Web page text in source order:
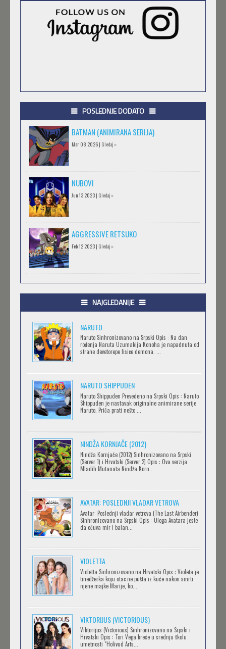
POSLEDNJE DODATO
BATMAN (ANIMIRANA SERIJA)
Mar 08 2026 | Gledaj »
NUBOVI
Jun 13 2023 | Gledaj »
AGGRESSIVE RETSUKO
Feb 12 2023 | Gledaj »
.HACK//GIFT
.HACK//LIMINALITY
Feb 12 2023 |Gledaj »
SOVA I EKIPA
Feb 12 2023 |Gledaj »
BLOODIVORES
Feb 12 2023 |Gledaj »
AVANTURE KIDA OPASNOST
Feb 12 2023 |Gledaj »
IPAK SE OKREĆE (GALILEO: EPPUR SI MUOVE)
OBLUTAK
SERVAMP
NAJGLEDANIJE
NARUTO
Naruto Sinhronizovano na Srpski Opis : Na dan
rođenja Naruta Uzumakija Konoha je napadnuta od
strane devetorepe lisice demona. ...
NARUTO SHIPPUDEN
Naruto Shippuden Prevedeno na Srpski Opis : Naruto
Shippuden je nastavak originalne animirane serije
Naruto. Priča prati nešto ...
NINDŽA KORNJAČE (2012)
Nindža Kornjače (2012) Sinhronizovano na Srpski
(Server 1) i Hrvatski (Server 2) Opis : Ova verzija
Mladih Mutanata Nindža Korn...
AVATAR: POSLEDNJI VLADAR VETROVA
Avatar: Poslednji vladar vetrova (The Last Airbender)
Sinhronizovano na Srpski Opis : Uloga Avatara jeste
da očuva mir i balan...
VIOLETTA
Violetta Sinhronizovano na Hrvatski Opis : Violeta je
tinedžerka koju otac ne pušta iz kuće nakon smrti
njene majke Marije, ko...
VIKTORIJUS (VICTORIOUS)
Viktorijus (Victorious) Sinhronizovano na Srpski i
Hrvatski Opis : Tori Vega kreće u srednju školu
umetnosti "Holivud Arts...